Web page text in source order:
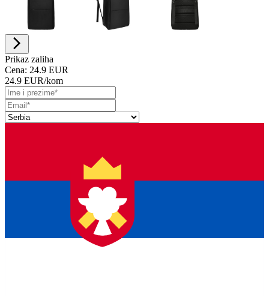
Prikaz zaliha
Cena: 24.9 EUR
24.9 EUR/kom